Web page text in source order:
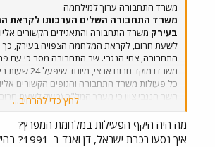
משרד התחבורה ערוך למילחמה
משרד התחבורה השלים הערכותו לקראת
בעירק משרד התחבורה והתאגידים הקשורים
לשעת חרום, לקראת המלחמה הצפויה בעירק, כך
התחבורה, צחי הנגבי. שר התחבורה מסר כי עם
משרדו מוקד
כל פעולות משרד התחבורה והגופים הקשורים
השר הנגבי ציין כי מערך המל"ח (משק לשעת
התחבורה הוא הגדול ביותר מבין כל משרדי
רשויות: רשות עליונה לתחבורה, רשות לתובלה
רשות לתובלה ימית ורשות לתובלה אווירית. עם
לחץ כדי להרחיב...
מה היה היקף הפעילות במלחמת המפרץ?
איך נסעו רכבת ישראל, דן ואגד ב-1991? בהיקף מצומצם?